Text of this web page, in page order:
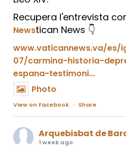
Recupera l'entrevista
Newstican News 👇
www.vaticannews.va/es/
07/carmina-historia-
espana-testimoni...
Photo
View on Facebook · Share
Arquebisbat de
1 week ago